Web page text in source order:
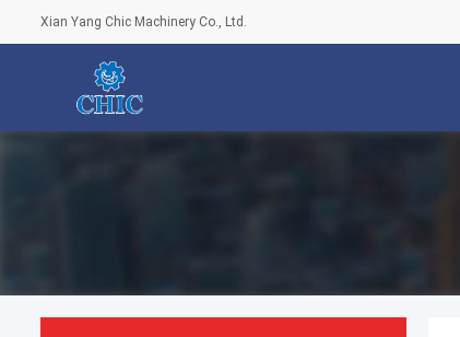
Xian Yang Chic Machinery Co., Ltd.